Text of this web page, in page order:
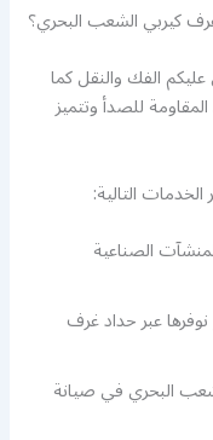
كيربي الشعب البحري؟
الفك والنقل كما
للصدأ وتتميز
التالية:
الصناعية
عبر حداد غرف
البحري في صيانة